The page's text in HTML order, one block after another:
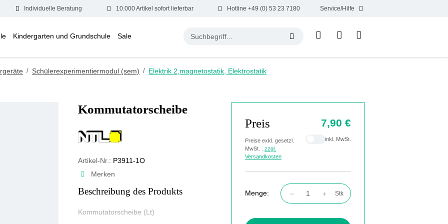
Individuelle Beratung 10.000 Artikel sofort lieferbar Hotline +49 (0) 53 23 7180 Service/Hilfe
Kindergarten und Grundschule Sale
/ Schülerexperimentiermodul (sem) / Elektrik 2,magnetostatik, Elektrostatik
Kommutatorscheibe
Artikel-Nr.: P3911-1O
Merken
Beschreibung des Produkts
Kommutatorscheibe (Lt)
Preis
Preise exkl. gesetzl.
MwSt. .
zzgl.
Versandkosten
7,90 €
inkl. MwSt.
Menge:
Produkt Anzahl: Gib den gewünschten
Stk